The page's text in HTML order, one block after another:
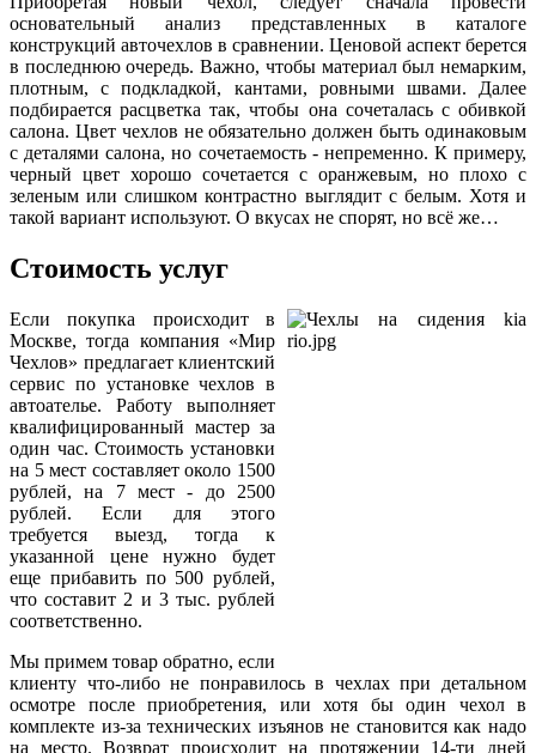
основательный анализ представленных в каталоге
конструкций авточехлов в сравнении. Ценовой аспект берется
в последнюю очередь. Важно, чтобы материал был немарким,
плотным, с подкладкой, кантами, ровными швами. Далее
подбирается расцветка так, чтобы она сочеталась с обивкой
салона. Цвет чехлов не обязательно должен быть одинаковым
с деталями салона, но сочетаемость - непременно. К примеру,
черный цвет хорошо сочетается с оранжевым, но плохо с
зеленым или слишком контрастно выглядит с белым. Хотя и
такой вариант используют. О вкусах не спорят, но всё же…
Стоимость услуг
Если покупка происходит в
Москве, тогда компания «Мир
Чехлов» предлагает клиентский
сервис по установке чехлов в
автоателье. Работу выполняет
квалифицированный мастер за
один час. Стоимость установки
на 5 мест составляет около 1500
рублей, на 7 мест - до 2500
рублей. Если для этого
требуется выезд, тогда к
указанной цене нужно будет
еще прибавить по 500 рублей,
что составит 2 и 3 тыс. рублей
соответственно.
Мы примем товар обратно, если
клиенту что-либо не понравилось в чехлах при детальном
осмотре после приобретения, или хотя бы один чехол в
комплекте из-за технических изъянов не становится как надо
на место. Возврат происходит на протяжении 14-ти дней